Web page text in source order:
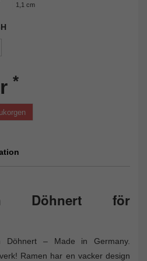
1,1 cm
*
Döhnert för
Döhnert – Made in Germany.
Ramen har en vacker design